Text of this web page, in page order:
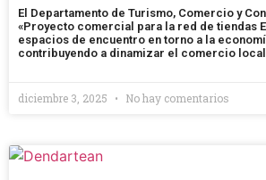
El Departamento de Turismo, Comercio y
«Proyecto comercial para la red de tiendas
espacios de encuentro en torno a la
contribuyendo a dinamizar el comercio
diciembre 3, 2025 No hay comentarios